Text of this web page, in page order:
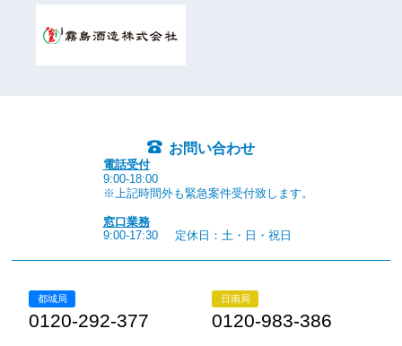
お問い合わせ
電話受付
9:00-18:00
※上記時間外も緊急案件受付致します。
窓口業務
9:00-17:30
定休日：土・日・祝日
都城局
0120-292-377
日南局
0120-983-386